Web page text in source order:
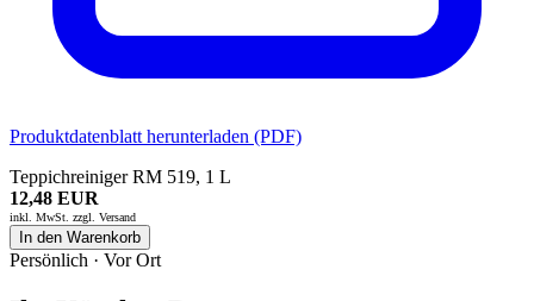
Produktdatenblatt herunterladen (PDF)
Teppichreiniger RM 519, 1 L
12,48 EUR
inkl. MwSt. zzgl. Versand
In den Warenkorb
Persönlich · Vor Ort